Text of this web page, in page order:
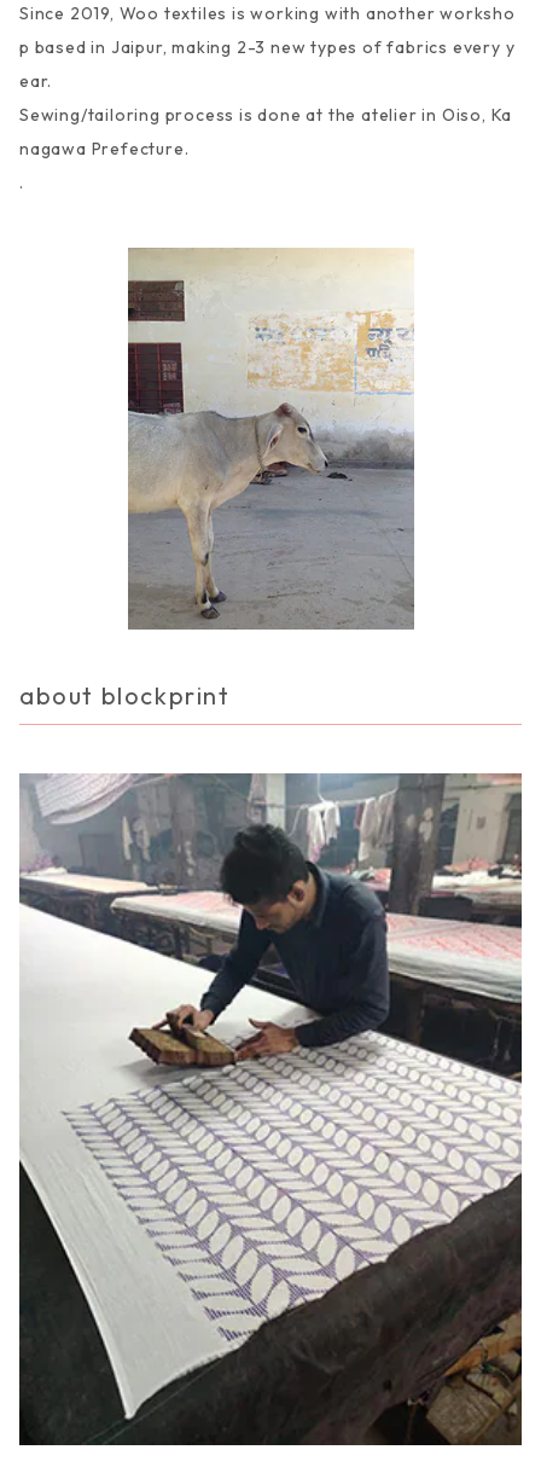
Since 2019, Woo textiles is working with another worksho
p based in Jaipur, making 2-3 new types of fabrics every y
ear.
Sewing/tailoring process is done at the atelier in Oiso, Ka
nagawa Prefecture.
.
about blockprint